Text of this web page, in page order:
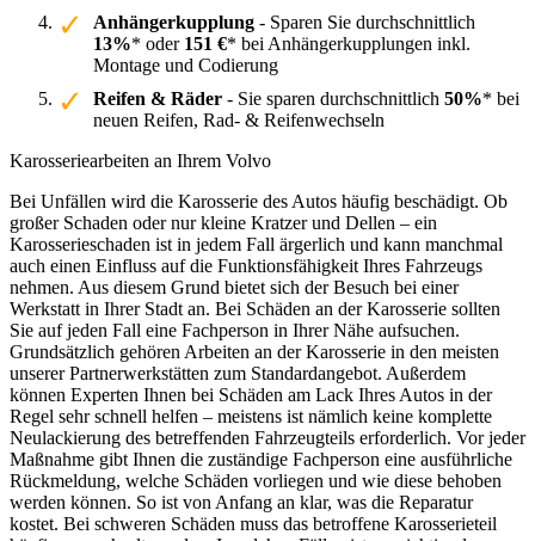
Anhängerkupplung - Sparen Sie durchschnittlich
13%* oder 151 €* bei Anhängerkupplungen inkl.
Montage und Codierung
Reifen & Räder - Sie sparen durchschnittlich 50%* bei
neuen Reifen, Rad- & Reifenwechseln
Karosseriearbeiten an Ihrem Volvo
Bei Unfällen wird die Karosserie des Autos häufig beschädigt. Ob
großer Schaden oder nur kleine Kratzer und Dellen – ein
Karosserieschaden ist in jedem Fall ärgerlich und kann manchmal
auch einen Einfluss auf die Funktionsfähigkeit Ihres Fahrzeugs
nehmen. Aus diesem Grund bietet sich der Besuch bei einer
Werkstatt in Ihrer Stadt an. Bei Schäden an der Karosserie sollten
Sie auf jeden Fall eine Fachperson in Ihrer Nähe aufsuchen.
Grundsätzlich gehören Arbeiten an der Karosserie in den meisten
unserer Partnerwerkstätten zum Standardangebot. Außerdem
können Experten Ihnen bei Schäden am Lack Ihres Autos in der
Regel sehr schnell helfen – meistens ist nämlich keine komplette
Neulackierung des betreffenden Fahrzeugteils erforderlich. Vor jeder
Maßnahme gibt Ihnen die zuständige Fachperson eine ausführliche
Rückmeldung, welche Schäden vorliegen und wie diese behoben
werden können. So ist von Anfang an klar, was die Reparatur
kostet. Bei schweren Schäden muss das betroffene Karosserieteil